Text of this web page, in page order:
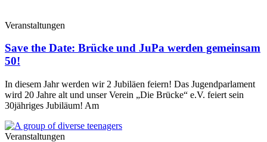
Veranstaltungen
Save the Date: Brücke und JuPa werden gemeinsam
50!
In diesem Jahr werden wir 2 Jubiläen feiern! Das Jugendparlament
wird 20 Jahre alt und unser Verein „Die Brücke“ e.V. feiert sein
30jähriges Jubiläum! Am
Veranstaltungen